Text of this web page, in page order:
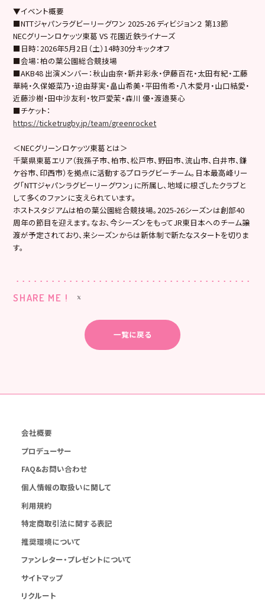
▼イベント概要
■NTTジャパンラグビーリーグワン 2025-26 ディビジョン２ 第13節
NECグリーンロケッツ東葛 VS 花園近鉄ライナーズ
■日時：2026年5月2日（土）14時30分キックオフ
■会場：柏の葉公園総合競技場
■AKB48 出演メンバー：秋山由奈・新井彩永・伊藤百花・太田有紀・工藤
華純・久保姫菜乃・迫由芽実・畠山希美・平田侑希・八木愛月・山口結愛・
近藤沙樹・田中沙友利・牧戸愛茉・森川 優・渡邉葵心
■チケット：
https://ticketrugby.jp/team/greenrocket
＜NECグリーンロケッツ東葛とは＞
千葉県東葛エリア（我孫子市、柏市、松戸市、野田市、流山市、白井市、鎌
ケ谷市、印西市）を拠点に活動するプロラグビーチーム。日本最高峰リー
グ「NTTジャパンラグビーリーグワン」に所属し、地域に根ざしたクラブと
して多くのファンに支えられています。
ホストスタジアムは柏の葉公園総合競技場。2025-26シーズンは創部40
周年の節目を迎えます。なお、今シーズンをもってJR東日本へのチーム譲
渡が予定されており、来シーズンからは新体制で新たなスタートを切りま
す。
SHARE ME !
一覧に戻る
会社概要
プロデューサー
FAQ&お問い合わせ
個人情報の取扱いに関して
利用規約
特定商取引法に関する表記
推奨環境について
ファンレター・プレゼントについて
サイトマップ
リクルート